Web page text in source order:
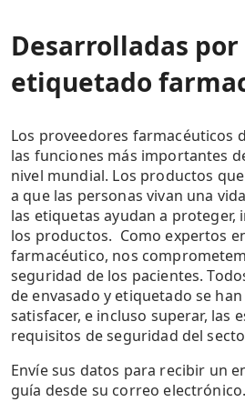
Desarrolladas
etiquetado
Los proveedores farmacéuticos
las funciones más importantes
nivel mundial. Los productos
a que las personas vivan una
las etiquetas ayudan a
los productos. Como expertos
farmacéutico, nos
seguridad de los pacientes.
de envasado y etiquetado se
satisfacer, e incluso superar, las
requisitos de seguridad del
Envíe sus datos para recibir un
guía desde su correo electrónico.